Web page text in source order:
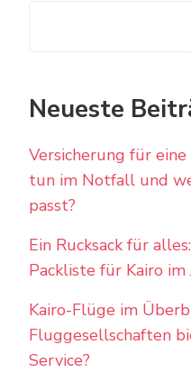
Neueste
Versicherung für eine
tun im Notfall und
passt?
Ein Rucksack für
Packliste für Kairo im
Kairo-Flüge im
Fluggesellschaften
Service?